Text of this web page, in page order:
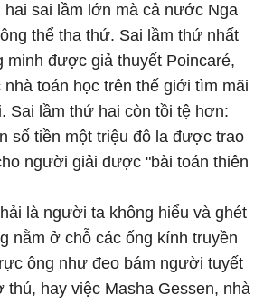
hai sai lầm lớn mà cả nước Nga
thể tha thứ. Sai lầm thứ nhất
minh được giả thuyết Poincaré,
nhà toán học trên thế giới tìm mãi
Sai lầm thứ hai còn tồi tệ hơn:
số tiền một triệu đô la được trao
người giải được "bài toán thiên
là người ta không hiểu và ghét
nằm ở chỗ các ống kính truyền
ông như đeo bám người tuyết
thú, hay việc Masha Gessen, nhà